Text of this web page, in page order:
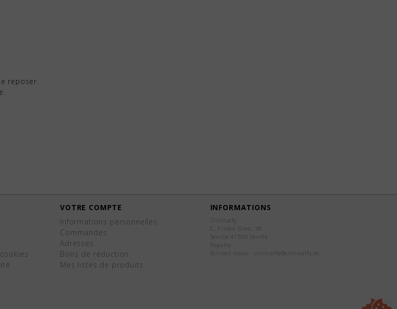
reposer.
VOTRE COMPTE
Informations personnelles
Commandes
Adresses
Bons de réduction
Mes listes de produits
INFORMATIONS
Clinicalfy
C. Fridex Diez, 38
Sevilla 41500 Sevilla
España
Écrivez-nous :clinicalfy@clinicalfy.es